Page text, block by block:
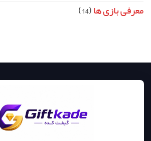
معرفی بازی ها(14)